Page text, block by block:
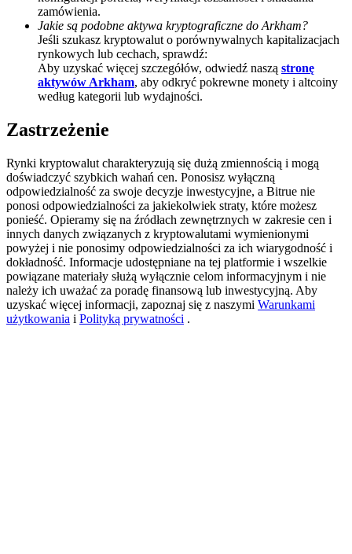
Share 500000 CASHCAT prize pool
Exclusive for BitMart Users
Precious Metals Trading Carnival
Trade Gold & Silver · 33,333 USDT Bonus
USDT New User Exclusive 10% APR
USDT Flexible Staking | Daily Rewards
zamówienia.
Jakie są podobne aktywa kryptograficzne do Arkham?
Jeśli szukasz kryptowalut o porównywalnych kapitalizacjach
rynkowych lub cechach, sprawdź:
Aby uzyskać więcej szczegółów, odwiedź naszą stronę
aktywów Arkham, aby odkryć pokrewne monety i altcoiny
według kategorii lub wydajności.
Zastrzeżenie
Rynki kryptowalut charakteryzują się dużą zmiennością i mogą
doświadczyć szybkich wahań cen. Ponosisz wyłączną
odpowiedzialność za swoje decyzje inwestycyjne, a Bitrue nie
ponosi odpowiedzialności za jakiekolwiek straty, które możesz
ponieść. Opieramy się na źródłach zewnętrznych w zakresie cen i
innych danych związanych z kryptowalutami wymienionymi
powyżej i nie ponosimy odpowiedzialności za ich wiarygodność i
dokładność. Informacje udostępniane na tej platformie i wszelkie
powiązane materiały służą wyłącznie celom informacyjnym i nie
należy ich uważać za poradę finansową lub inwestycyjną. Aby
uzyskać więcej informacji, zapoznaj się z naszymi Warunkami
użytkowania i Polityką prywatności .